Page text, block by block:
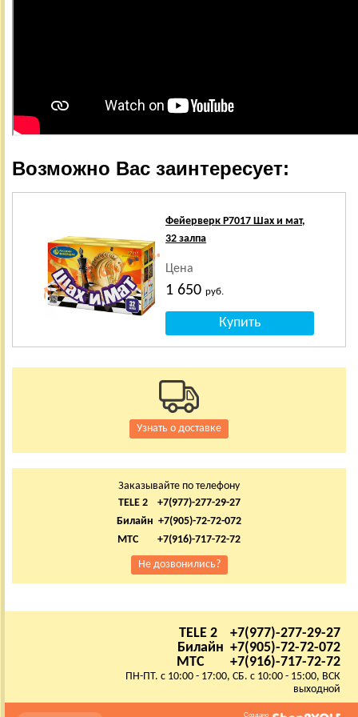
Возможно Вас заинтересует:
Фейерверк Р7017 Шах и мат,
32 залпа
Цена
1 650руб.
Узнать о доставке
Заказывайте по телефону
TELE 2 +7(977)-277-29-27
Билайн +7(905)-72-72-072
МТС +7(916)-717-72-72
Не дозвонились?
TELE 2 +7(977)-277-29-27
Билайн +7(905)-72-72-072
МТС +7(916)-717-72-72
ПН-ПТ. с 10:00 - 17:00, СБ. с 10:00 - 15:00, ВСК
выходной
Создано